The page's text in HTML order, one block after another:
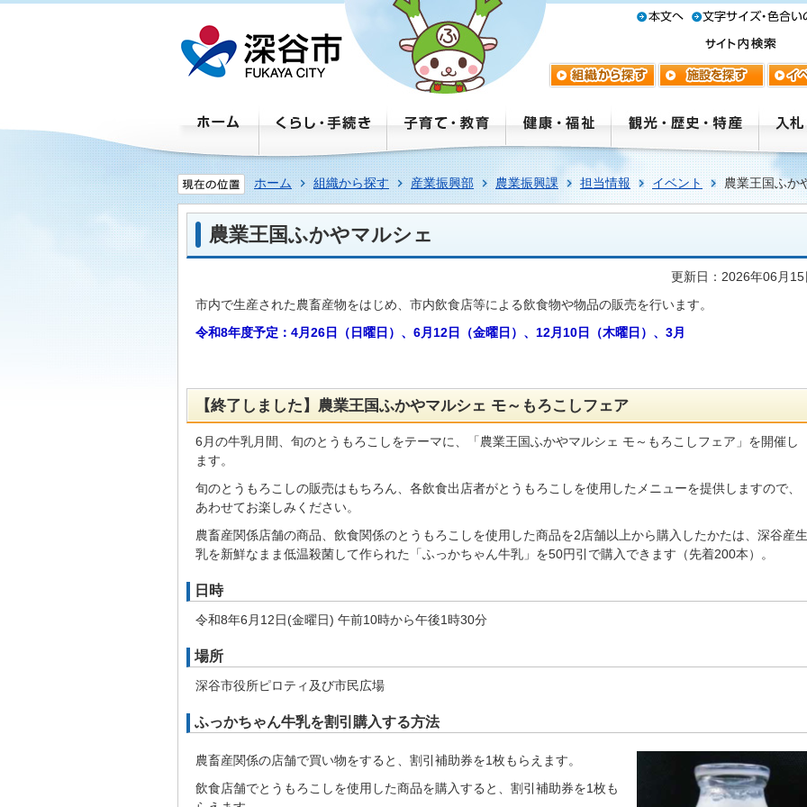
ホーム 組織から探す 産業振興部 農業振興課 担当情報 イベント 農業王国ふか
農業王国ふかやマルシェ
更新日：2026年06月15
市内で生産された農畜産物をはじめ、市内飲食店等による飲食物や物品の販売を行います。
令和8年度予定：4月26日（日曜日）、6月12日（金曜日）、12月10日（木曜日）、3月
【終了しました】農業王国ふかやマルシェ モ～もろこしフェア
6月の牛乳月間、旬のとうもろこしをテーマに、「農業王国ふかやマルシェ モ～もろこしフェア」を開催し
ます。
旬のとうもろこしの販売はもちろん、各飲食出店者がとうもろこしを使用したメニューを提供しますので、
あわせてお楽しみください。
農畜産関係店舗の商品、飲食関係のとうもろこしを使用した商品を2店舗以上から購入したかたは、深谷産生
乳を新鮮なまま低温殺菌して作られた「ふっかちゃん牛乳」を50円引で購入できます（先着200本）。
日時
令和8年6月12日(金曜日) 午前10時から午後1時30分
場所
深谷市役所ピロティ及び市民広場
ふっかちゃん牛乳を割引購入する方法
農畜産関係の店舗で買い物をすると、割引補助券を1枚もらえます。
飲食店舗でとうもろこしを使用した商品を購入すると、割引補助券を1枚も